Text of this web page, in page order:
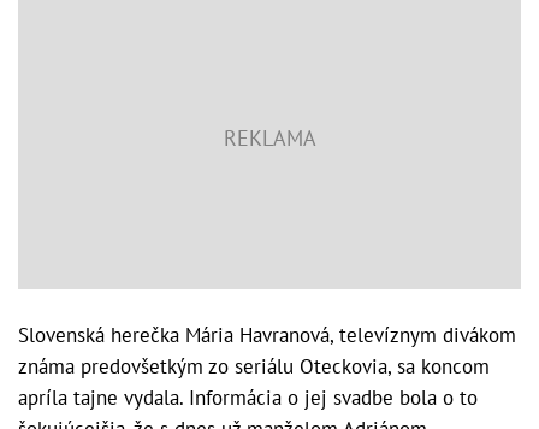
Slovenská herečka Mária Havranová, televíznym divákom
známa predovšetkým zo seriálu Oteckovia, sa koncom
apríla tajne vydala. Informácia o jej svadbe bola o to